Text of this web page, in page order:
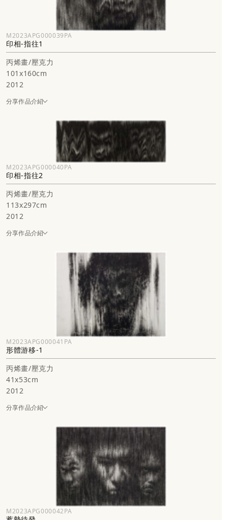
M2023APG000039PA
印相-指往1
丙烯畫/壓克力
101x160cm
2012
分享作品介紹
M2023APG000040PA
印相-指往2
丙烯畫/壓克力
113x297cm
2012
分享作品介紹
M2023APG000041PA
形體游移-1
丙烯畫/壓克力
41x53cm
2012
分享作品介紹
M2023APG000042PA